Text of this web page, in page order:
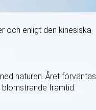
och enligt den kinesiska
naturen. Året förväntas
framtid.